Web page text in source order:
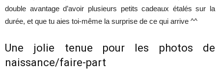
double avantage d’avoir plusieurs petits cadeaux étalés sur la
durée, et que tu aies toi-même la surprise de ce qui arrive ^^
Une jolie tenue pour les photos de
naissance/faire-part